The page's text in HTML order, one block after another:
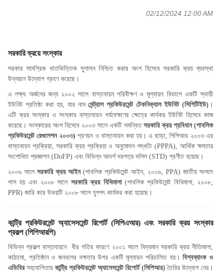
02/12/2024 12:00 AM
সরকারি ক্রয়ে সংস্কার
সরকার সামগ্রিক খাতভিত্তিক সুশাসন নিশ্চিত করার অংশ হিসেবে সরকারি ক্রয় ব্যবস্থা
উন্নয়নে উদ্যোগ গ্রহণ করেছে।
এ লক্ষ্য অর্জনের জন্য ২০০২ সালে বাস্তবায়ন পরিবীক্ষণ ও মূল্যায়ন বিভাগে একটি স্থায়ী
ইউনিট প্রতিষ্ঠা করা হয়, যার নামসেন্ট্রাল প্রকিউরমেন্ট টেকনিক্যাল ইউনিট (সিপিটিইউ) ।
এটি ক্রয় সংস্কার ও সংস্কার বাস্তবায়ন পর্যবেক্ষণের ক্ষেত্রে কার্যকর ইউনিট হিসেবে কাজ
করেছে। সংস্কারের অংশ হিসেবে ২০০৩ সালে একটি সমন্বিত সরকারি ক্রয় প্রবিধান (পাবলিক
প্রকিউরমেন্ট রেগুলেশন ২০০৩) প্রণয়ন ও বাস্তবায়ন করা হয়। এ ছাড়া, পিপিআর ২০০৩ এর
বাস্তবায়ন প্রক্রিয়া, সরকারি ক্রয় প্রক্রিয়া ও অনুমোদন পদ্ধতি (PPPA), আর্থিক ক্ষমতার
সংশোধিত প্রজ্ঞাপন (DoFP) এবং বিভিন্ন আদর্শ দরপত্র দলিল (STD) প্রণীত হয়েছে।
২০০৬ সালে সরকারি ক্রয় আইন(পাবলিক প্রকিউমেন্ট আইন, ২০০৬, PPA) জাতীয় সংসদে
পাস হয় এবং ২০০৮ সালে সরকারি ক্রয় বিধিমালা(পাবলিক প্রকিউমেন্ট বিধিমালা, ২০০৮,
PPR) জারি করে উভয়টি ২০০৮ সালে যুগপৎ কার্যকর করা হয়েছে।
কান্ট্রি প্রকিউরমেন্ট অ্যাসেসমেন্ট রিপোর্ট (সিপিএআর) এবং সরকারি ক্রয় সংস্কার
প্রকল্প (পিপিআরপি)
বিভিন্ন প্রকল্প বাস্তবায়নে ধীর গতির কারণে ২০০১ সালে বিদ্যমান সরকারি ক্রয় নীতিমালা,
কাঠামো, প্রতিষ্ঠান ও জনবলের দক্ষতার উপর একটি মূল্যায়ন পরিচালিত হয়।বিশ্বব্যাংক ও
এডিবির সহযোগিতায় কান্ট্রি প্রকিউরমেন্ট অ্যাসেসমেন্ট রিপোর্ট (সিপিআর) তৈরির উদ্যোগ নেয়।